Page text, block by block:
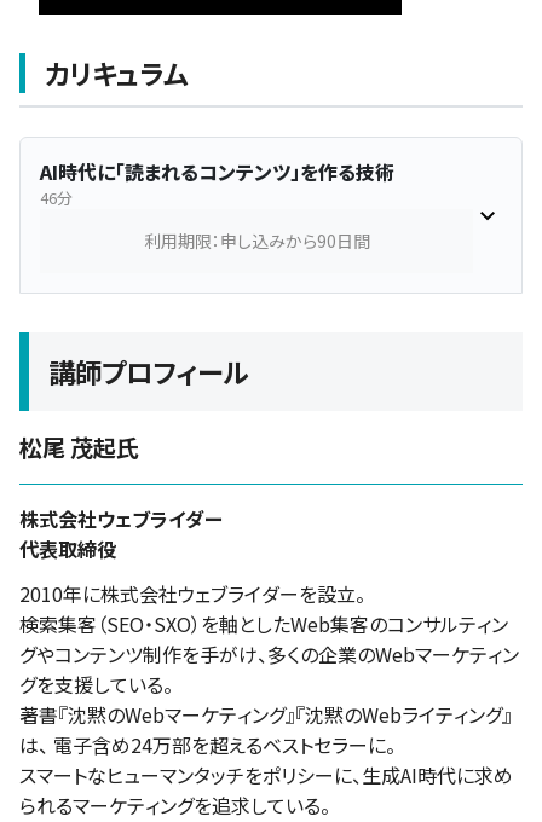
カリキュラム
AI時代に「読まれるコンテンツ」を作る技術
46分
利用期限：申し込みから90日間
講師プロフィール
松尾 茂起氏
株式会社ウェブライダー
代表取締役
2010年に株式会社ウェブライダーを設立。
検索集客（SEO・SXO）を軸としたWeb集客のコンサルティン
グやコンテンツ制作を手がけ、多くの企業のWebマーケティン
グを支援している。
著書『沈黙のWebマーケティング』『沈黙のWebライティング』
は、 電子含め24万部を超えるベストセラーに。
スマートなヒューマンタッチをポリシーに、生成AI時代に求め
られるマーケティングを追求している。